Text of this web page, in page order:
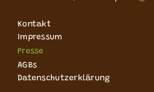
Kontakt
Impressum
Presse
AGBs
Datenschutzerklärung